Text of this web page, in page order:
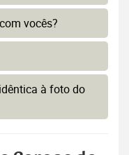
vocês?
à foto do